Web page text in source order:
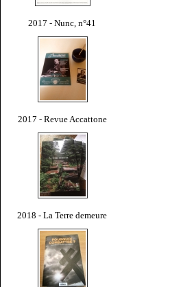
2017 - Nunc, n°41
2017 - Revue Accattone
2018 - La Terre demeure